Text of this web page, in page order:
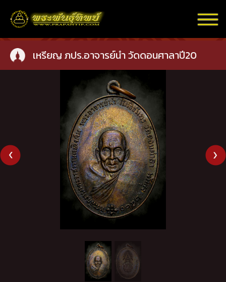
เหรียญ ภปร.อาจารย์นำ วัดดอนศาลาปี20